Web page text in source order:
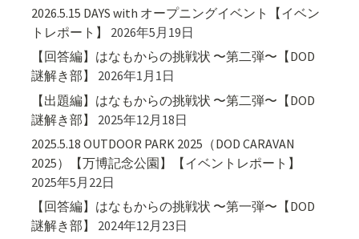
2026.5.15 DAYS with オープニングイベント【イベン
トレポート】
2026年5月19日
【回答編】はなもからの挑戦状 〜第二弾〜【DOD
謎解き部】
2026年1月1日
【出題編】はなもからの挑戦状 〜第二弾〜【DOD
謎解き部】
2025年12月18日
2025.5.18 OUTDOOR PARK 2025（DOD CARAVAN
2025）【万博記念公園】【イベントレポート】
2025年5月22日
【回答編】はなもからの挑戦状 〜第一弾〜【DOD
謎解き部】
2024年12月23日